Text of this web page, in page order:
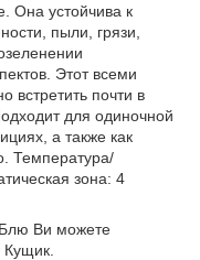
Она устойчива к
пыли, грязи,
Этот всеми
встретить почти в
для одиночной
а также как
Температура/
зона: 4
Блю Ви можете
Кущик.